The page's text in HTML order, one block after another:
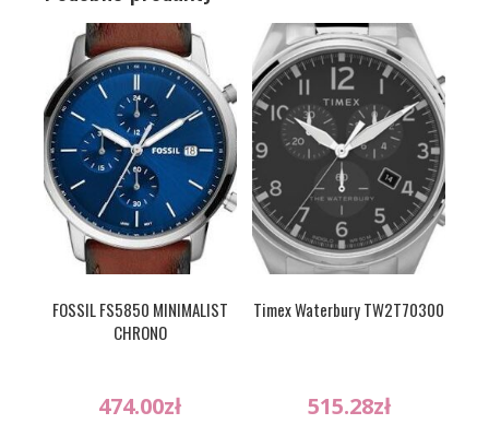
FOSSIL FS5850 MINIMALIST
CHRONO
474.00zł
Timex Waterbury TW2T70300
515.28zł